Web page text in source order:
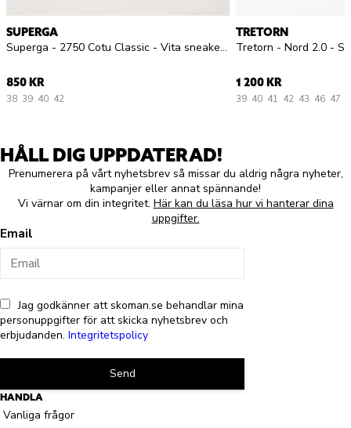
SUPERGA
Superga - 2750 Cotu Classic - Vita sneakers i textil
850 KR
38 39 40 42
TRETORN
1 200 KR
39 40 41 42 43 46 47
HÅLL DIG UPPDATERAD!
Prenumerera på vårt nyhetsbrev så missar du aldrig några nyheter,
kampanjer eller annat spännande!
Vi värnar om din integritet. Här kan du läsa hur vi hanterar dina
uppgifter.
Email
Jag godkänner att skoman.se behandlar mina
personuppgifter för att skicka nyhetsbrev och
erbjudanden. Integritetspolicy
Send
HANDLA
Vanliga frågor